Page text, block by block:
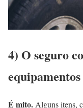
4) O seguro
É mito. Alguns itens,